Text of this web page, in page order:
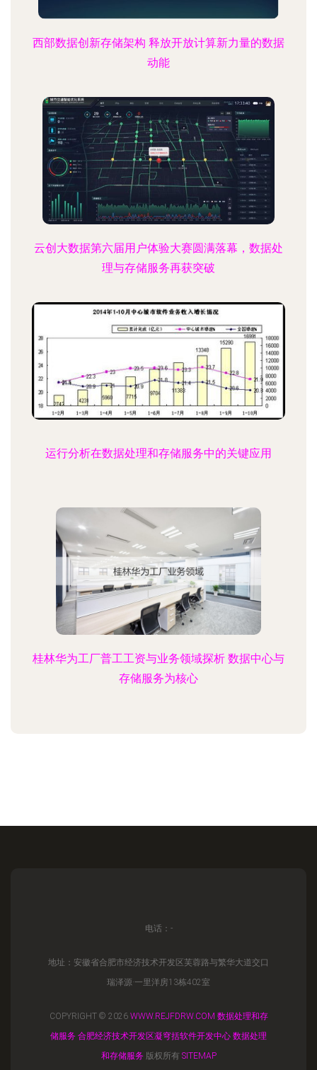
西部数据创新存储架构 释放开放计算新力量的数据
动能
云创大数据第六届用户体验大赛圆满落幕，数据处
理与存储服务再获突破
运行分析在数据处理和存储服务中的关键应用
桂林华为工厂普工工资与业务领域探析 数据中心与
存储服务为核心
电话：-
地址：安徽省合肥市经济技术开发区芙蓉路与繁华大道交口
瑞泽源·一里洋房13栋402室
COPYRIGHT © 2026 WWW.REJFDRW.COM 数据处理和存
储服务 合肥经济技术开发区凝穹括软件开发中心 数据处理
和存储服务 版权所有 SITEMAP